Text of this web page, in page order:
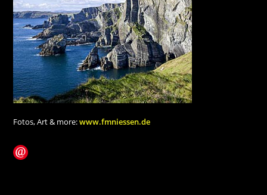
Fotos, Art & more:www.fmniessen.de